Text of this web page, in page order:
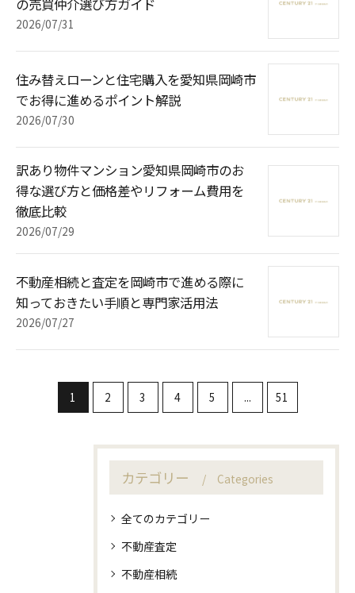
2026/07/31
住み替えローンと住宅購入を愛知県岡崎市
でお得に進めるポイント解説
2026/07/30
訳あり物件マンション愛知県岡崎市のお
得な選び方と価格差やリフォーム費用を
徹底比較
2026/07/29
不動産相続と査定を岡崎市で進める際に
知っておきたい手順と専門家活用法
2026/07/27
1 2 3 4 5 ... 51
カテゴリー Categories
全てのカテゴリー
不動産査定
不動産相続